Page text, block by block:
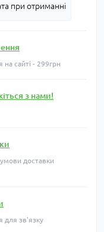
при отриманні
сайті - 299грн
з нами!
доставки
для зв'язку